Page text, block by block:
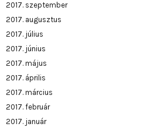
2017. szeptember
2017. augusztus
2017. július
2017. június
2017. május
2017. április
2017. március
2017. február
2017. január